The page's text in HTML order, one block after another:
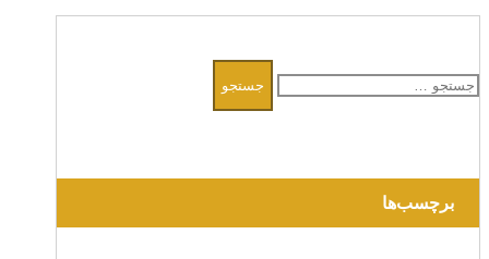
جستجو
برای:
برچسب‌ها